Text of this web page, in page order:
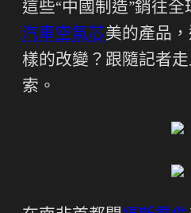
這些“中國制造”銷往
汽車空氣芯美的產品
樣的改變？跟隨記者
索。